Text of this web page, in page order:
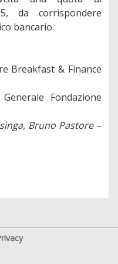
da corrispondere
bancario.
Breakfast & Finance
Fondazione
Bruno Pastore–